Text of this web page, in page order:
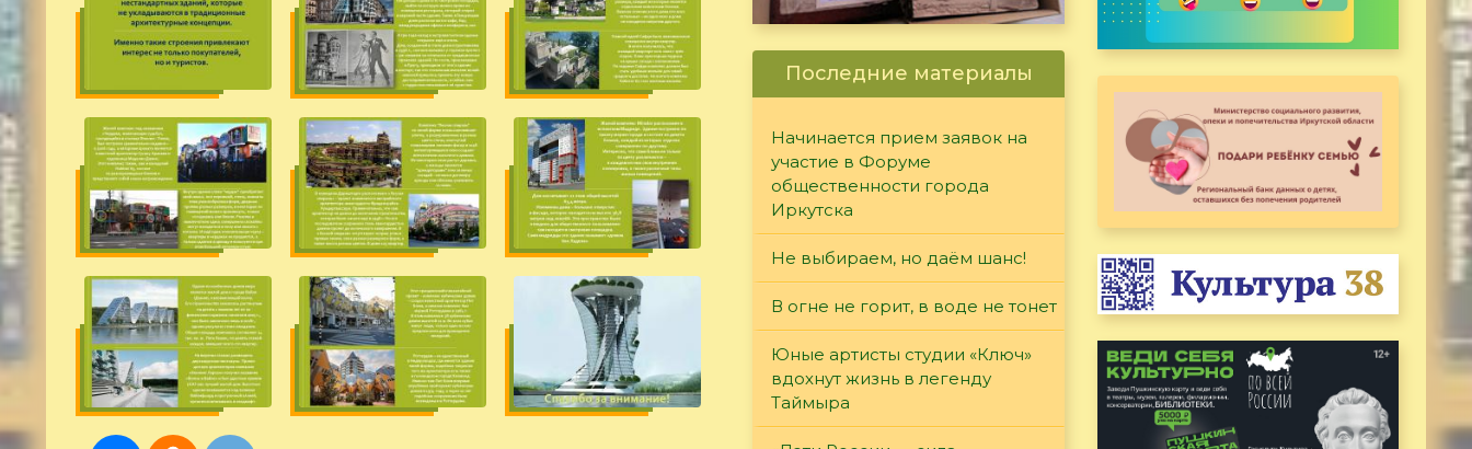
Последние материалы
Начинается прием заявок на
участие в Форуме
общественности города
Иркутска
Не выбираем, но даём шанс!
В огне не горит, в воде не тонет
Юные артисты студии «Ключ»
вдохнут жизнь в легенду
Таймыра